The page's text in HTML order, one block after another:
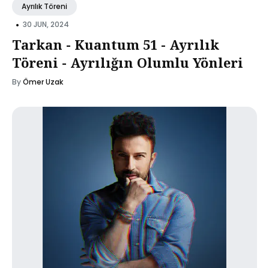
Ayrılık Töreni
• 30 JUN, 2024
Tarkan - Kuantum 51 - Ayrılık
Töreni - Ayrılığın Olumlu Yönleri
ByÖmer Uzak